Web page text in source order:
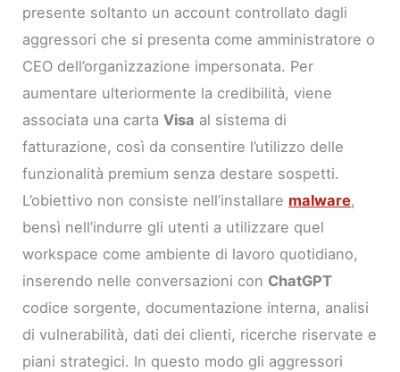
presente soltanto un account controllato dagli
aggressori che si presenta come amministratore o
CEO dell’organizzazione impersonata. Per
aumentare ulteriormente la credibilità, viene
associata una cartaVisa al sistema di
fatturazione, così da consentire l’utilizzo delle
funzionalità premium senza destare sospetti.
L’obiettivo non consiste nell’installare malware,
bensì nell’indurre gli utenti a utilizzare quel
workspace come ambiente di lavoro quotidiano,
inserendo nelle conversazioni con ChatGPT
codice sorgente, documentazione interna, analisi
di vulnerabilità, dati dei clienti, ricerche riservate e
piani strategici. In questo modo gli aggressori